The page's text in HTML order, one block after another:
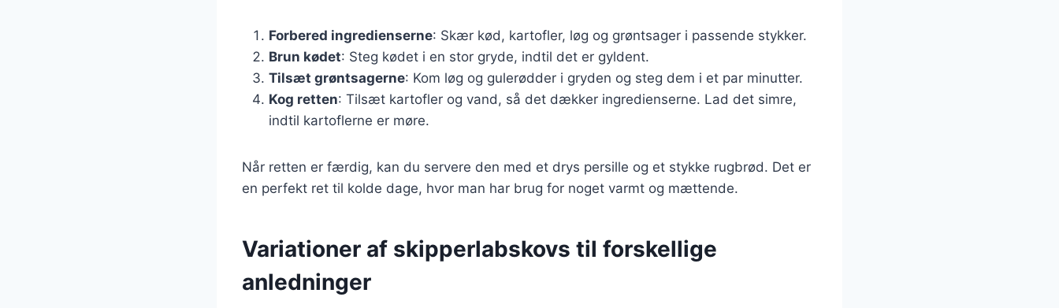
Forbered ingredienserne: Skær kød, kartofler, løg og grøntsager i passende stykker.
Brun kødet: Steg kødet i en stor gryde, indtil det er gyldent.
Tilsæt grøntsagerne: Kom løg og gulerødder i gryden og steg dem i et par minutter.
Kog retten: Tilsæt kartofler og vand, så det dækker ingredienserne. Lad det simre,
indtil kartoflerne er møre.
Når retten er færdig, kan du servere den med et drys persille og et stykke rugbrød. Det er
en perfekt ret til kolde dage, hvor man har brug for noget varmt og mættende.
Variationer af skipperlabskovs til forskellige
anledninger